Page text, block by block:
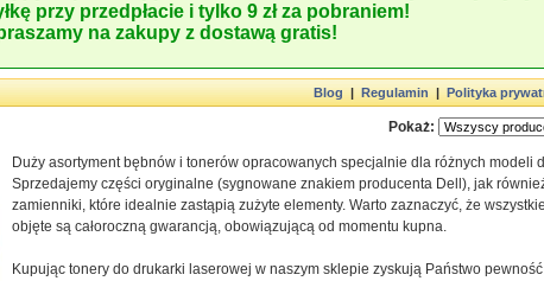
przy przedpłacie i tylko 9 zł za pobraniem!
na zakupy z dostawą gratis!
Blog|Regulamin|Polityka
Pokaż:
Duży asortyment bębnów i tonerów opracowanych specjalnie dla różnych modeli
Sprzedajemy części oryginalne (sygnowane znakiem producenta Dell), jak
zamienniki, które idealnie zastąpią zużyte elementy. Warto zaznaczyć, że
objęte są całoroczną gwarancją, obowiązującą od momentu kupna.
Kupując tonery do drukarki laserowej w naszym sklepie zyskują Państwo